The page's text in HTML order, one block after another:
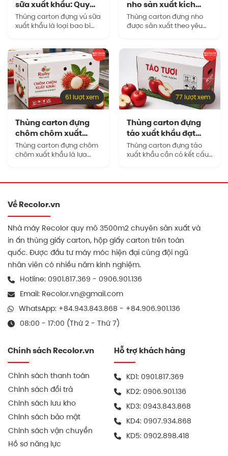
sữa xuất khẩu: Quy
cách và…
Thùng carton đựng vú sữa
xuất khẩu là loại bao bì
đóng gói, xếp pallet, lưu
kho lạnh và…
nho sản xuất kích
thước tùy chỉnh…
Thùng carton đựng nho
được sản xuất theo yêu
vặn với sản phẩm, giúp
doanh nghiệp kiểm soát…
61 lượt xem
Thùng carton đựng
chôm chôm xuất
khẩu sản xuất uy…
Thùng carton đựng chôm
chôm xuất khẩu là lựa
xuất theo quy cách riêng,
77 lượt xem
Thùng carton đựng
táo xuất khẩu đạt
chuẩn đóng gói…
Thùng carton đựng táo
xuất khẩu cần có kết cấu
hình dạng trong suốt quá
Về Recolor.vn
Nhà máy Recolor quy mô 3500m2 chuyên sản xuất và
in ấn thùng giấy carton, hộp giấy carton trên toàn
quốc. Được đầu tư máy móc hiện đại cùng đội ngũ
nhân viên có nhiều năm kinh nghiệm.
Hotline: 0901.817.369 - 0906.901.136
Email: Recolor.vn@gmail.com
WhatsApp: +84.943.843.868 - +84.906.901.136
08:00 - 17:00 (Thứ 2 - Thứ 7)
Chính sách Recolor.vn
Chính sách thanh toán
Chính sách đổi trả
Chính sách lưu kho
Chính sách bảo mật
Chính sách vận chuyển
Hồ sơ năng lực
Hỗ trợ khách hàng
KD1: 0901.817.369
KD2: 0906.901.136
KD3: 0943.843.868
KD4: 0907.934.868
KD5: 0902.898.418